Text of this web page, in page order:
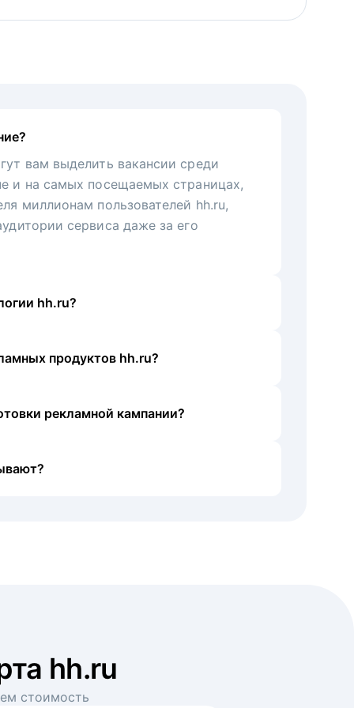
вам выделить вакансии среди
и на самых посещаемых страницах,
миллионам пользователей hh.ru,
сервиса даже за его
hh.ru?
продуктов hh.ru?
рекламной кампании?
hh.ru
стоимость